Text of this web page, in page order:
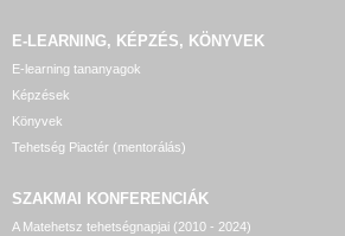
E-LEARNING, KÉPZÉS, KÖNYVEK
E-learning tananyagok
Képzések
Könyvek
Tehetség Piactér (mentorálás)
SZAKMAI KONFERENCIÁK
A Matehetsz tehetségnapjai (2010 - 2024)